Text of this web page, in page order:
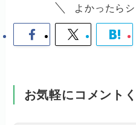
よかったら
お気軽にコメント